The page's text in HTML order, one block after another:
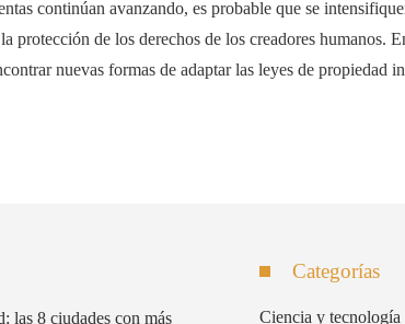
continúan avanzando, es probable que se
protección de los derechos de los creadores humanos.
nuevas formas de adaptar las leyes de propiedad
las 8 ciudades con más
Categorías
Ciencia y tecnología